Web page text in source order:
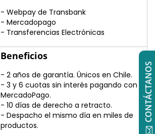
- Webpay de Transbank
- Mercadopago
- Transferencias Electrónicas
Beneficios
- 2 años de garantía. Únicos en Chile.
- 3 y 6 cuotas sin interés pagando con
MercadoPago.
- 10 días de derecho a retracto.
- Despacho el mismo día en miles de
productos.
CONTÁCTANOS